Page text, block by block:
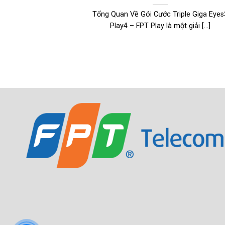
Tổng Quan Về Gói Cước Triple Giga
Play4 – FPT Play là một giải [...]